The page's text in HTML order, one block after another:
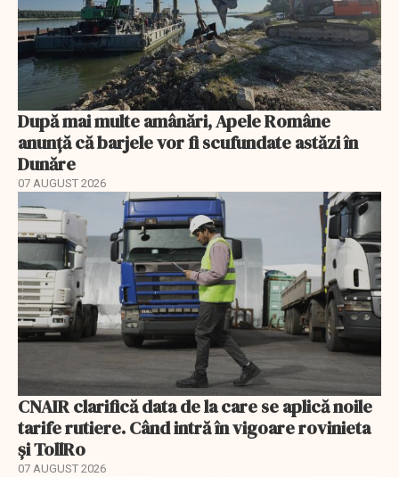
După mai multe amânări, Apele Române
anunță că barjele vor fi scufundate astăzi în
Dunăre
07 AUGUST 2026
CNAIR clarifică data de la care se aplică noile
tarife rutiere. Când intră în vigoare rovinieta
și TollRo
07 AUGUST 2026